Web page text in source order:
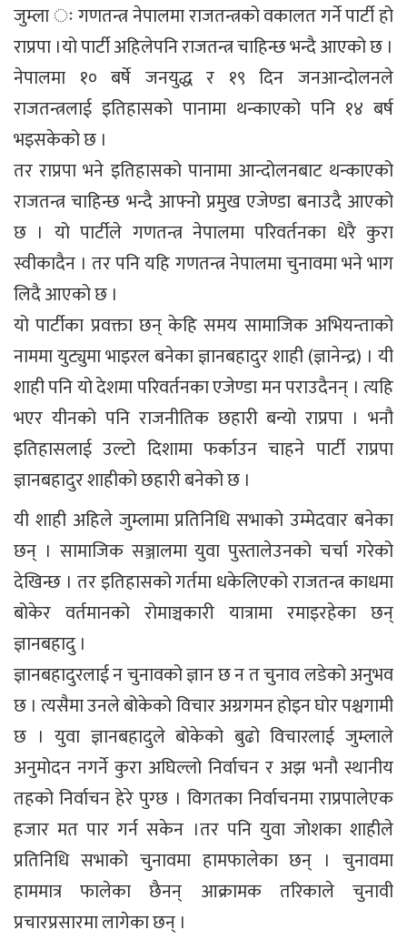
जुम्ला ः गणतन्त्र नेपालमा राजतन्त्रको वकालत गर्ने पार्टी हो
राप्रपा ।यो पार्टी अहिलेपनि राजतन्त्र चाहिन्छ भन्दै आएको छ ।
नेपालमा १० बर्षे जनयुद्ध र १९ दिन जनआन्दोलनले
राजतन्त्रलाई इतिहासको पानामा थन्काएको पनि १४ बर्ष
भइसकेको छ ।
तर राप्रपा भने इतिहासको पानामा आन्दोलनबाट थन्काएको
राजतन्त्र चाहिन्छ भन्दै आफ्नो प्रमुख एजेण्डा बनाउदै आएको
छ । यो पार्टीले गणतन्त्र नेपालमा परिवर्तनका धेरै कुरा
स्वीकादैन । तर पनि यहि गणतन्त्र नेपालमा चुनावमा भने भाग
लिदै आएको छ ।
यो पार्टीका प्रवक्ता छन् केहि समय सामाजिक अभियन्ताको
नाममा युट्युमा भाइरल बनेका ज्ञानबहादुर शाही (ज्ञानेन्द्र) । यी
शाही पनि यो देशमा परिवर्तनका एजेण्डा मन पराउदैनन् । त्यहि
भएर यीनको पनि राजनीतिक छहारी बन्यो राप्रपा । भनौ
इतिहासलाई उल्टो दिशामा फर्काउन चाहने पार्टी राप्रपा
ज्ञानबहादुर शाहीको छहारी बनेको छ ।
यी शाही अहिले जुम्लामा प्रतिनिधि सभाको उम्मेदवार बनेका
छन् । सामाजिक सञ्जालमा युवा पुस्तालेउनको चर्चा गरेको
देखिन्छ । तर इतिहासको गर्तमा धकेलिएको राजतन्त्र काधमा
बोकेर वर्तमानको रोमाञ्चकारी यात्रामा रमाइरहेका छन्
ज्ञानबहादु ।
ज्ञानबहादुरलाई न चुनावको ज्ञान छ न त चुनाव लडेको अनुभव
छ । त्यसैमा उनले बोकेको विचार अग्रगमन होइन घोर पश्चगामी
छ । युवा ज्ञानबहादुले बोकेको बुढो विचारलाई जुम्लाले
अनुमोदन नगर्ने कुरा अघिल्लो निर्वाचन र अझ भनौ स्थानीय
तहको निर्वाचन हेरे पुग्छ । विगतका निर्वाचनमा राप्रपालेएक
हजार मत पार गर्न सकेन ।तर पनि युवा जोशका शाहीले
प्रतिनिधि सभाको चुनावमा हामफालेका छन् । चुनावमा
हाममात्र फालेका छैनन् आक्रामक तरिकाले चुनावी
प्रचारप्रसारमा लागेका छन् ।